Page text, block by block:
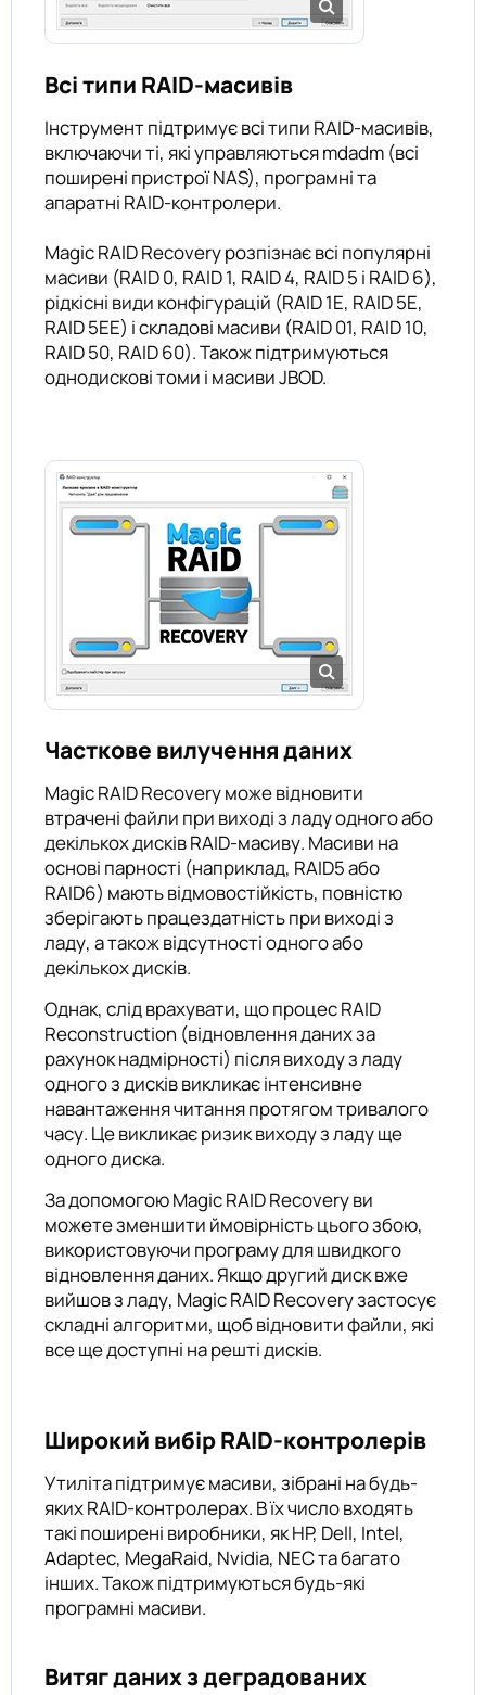
Всі типи RAID-масивів
Інструмент підтримує всі типи RAID-масивів,
включаючи ті, які управляються mdadm (всі
поширені пристрої NAS), програмні та
апаратні RAID-контролери.
Magic RAID Recovery розпізнає всі популярні
масиви (RAID 0, RAID 1, RAID 4, RAID 5 і RAID 6),
рідкісні види конфігурацій (RAID 1E, RAID 5E,
RAID 5EE) і складові масиви (RAID 01, RAID 10,
RAID 50, RAID 60). Також підтримуються
однодискові томи і масиви JBOD.
Часткове вилучення даних
Magic RAID Recovery може відновити
втрачені файли при виході з ладу одного або
декількох дисків RAID-масиву. Масиви на
основі парності (наприклад, RAID5 або
RAID6) мають відмовостійкість, повністю
зберігають працездатність при виході з
ладу, а також відсутності одного або
декількох дисків.
Однак, слід врахувати, що процес RAID
Reconstruction (відновлення даних за
рахунок надмірності) після виходу з ладу
одного з дисків викликає інтенсивне
навантаження читання протягом тривалого
часу. Це викликає ризик виходу з ладу ще
одного диска.
За допомогою Magic RAID Recovery ви
можете зменшити ймовірність цього збою,
використовуючи програму для швидкого
відновлення даних. Якщо другий диск вже
вийшов з ладу, Magic RAID Recovery застосує
складні алгоритми, щоб відновити файли, які
все ще доступні на решті дисків.
Широкий вибір RAID-контролерів
Утиліта підтримує масиви, зібрані на будь-
яких RAID-контролерах. В їх число входять
такі поширені виробники, як HP, Dell, Intel,
Adaptec, MegaRaid, Nvidia, NEC та багато
інших. Також підтримуються будь-які
програмні масиви.
Витяг даних з деградованих